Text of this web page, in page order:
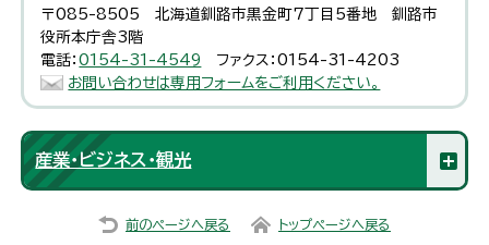
〒085-8505 北海道釧路市黒金町7丁目5番地 釧路市
役所本庁舎3階
電話：0154-31-4549
ファクス：0154-31-4203
お問い合わせは専用フォームをご利用ください。
産業・ビジネス・観光
前のページへ戻る トップページへ戻る